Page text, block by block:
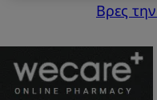
Βρες